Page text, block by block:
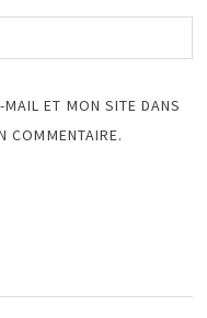
ET MON SITE DANS
COMMENTAIRE.